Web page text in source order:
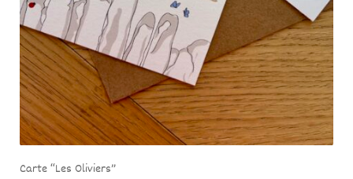
Carte “Les Oliviers”